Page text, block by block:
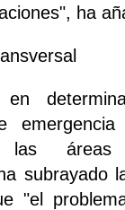
ha
en
áreas
subrayado
"el